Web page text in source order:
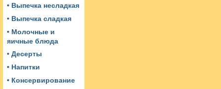
• Выпечка несладкая
• Выпечка сладкая
• Молочные и
яичные блюда
• Десерты
• Напитки
• Консервирование